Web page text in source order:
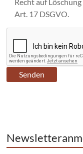
Art. 17 DSGVO.